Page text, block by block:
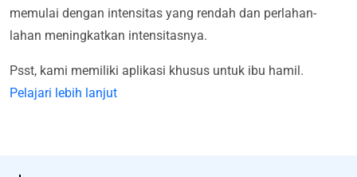
memulai dengan intensitas yang rendah dan perlahan-
lahan meningkatkan intensitasnya.
Psst, kami memiliki aplikasi khusus untuk ibu hamil.
Pelajari lebih lanjut